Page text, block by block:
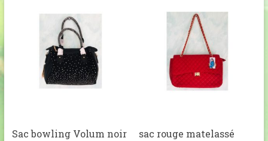
Sac bowling Volum noir
sac rouge matelassé